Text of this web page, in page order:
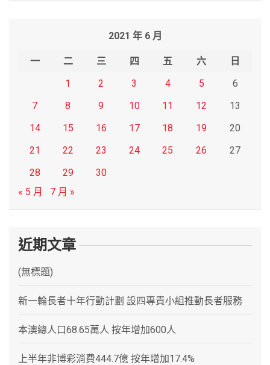
2021 年 6 月
一 二 三 四 五 六
日
1
2 3 4 5
6
7
8 9 10 11 12
13
14
15 16 17 18 19
20
21
22 23 24 25 26
27
28
29
30
« 5 月
7 月 »
近期文章
(無標題)
新一輪長者十年行動計劃 設四專責小組推動長者服務
本澳總人口68.65萬人 按年增加600人
上半年非博彩消費444.7億 按年增加17.4%